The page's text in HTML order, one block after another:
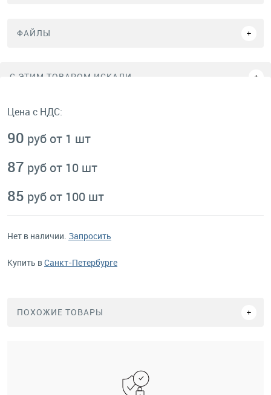
ФАЙЛЫ
C ЭТИМ ТОВАРОМ ИСКАЛИ
Цена с НДС:
90 руб от 1 шт
87 руб от 10 шт
85 руб от 100 шт
Нет в наличии. Запросить
Купить вСанкт-Петербурге
ПОХОЖИЕ ТОВАРЫ